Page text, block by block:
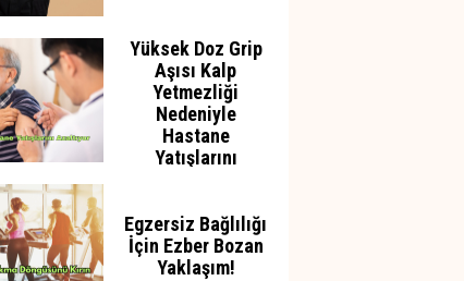
Yüksek Doz Grip
Aşısı Kalp
Yetmezliği
Nedeniyle
Hastane
Yatışlarını
Egzersiz Bağlılığı
İçin Ezber Bozan
Yaklaşım!